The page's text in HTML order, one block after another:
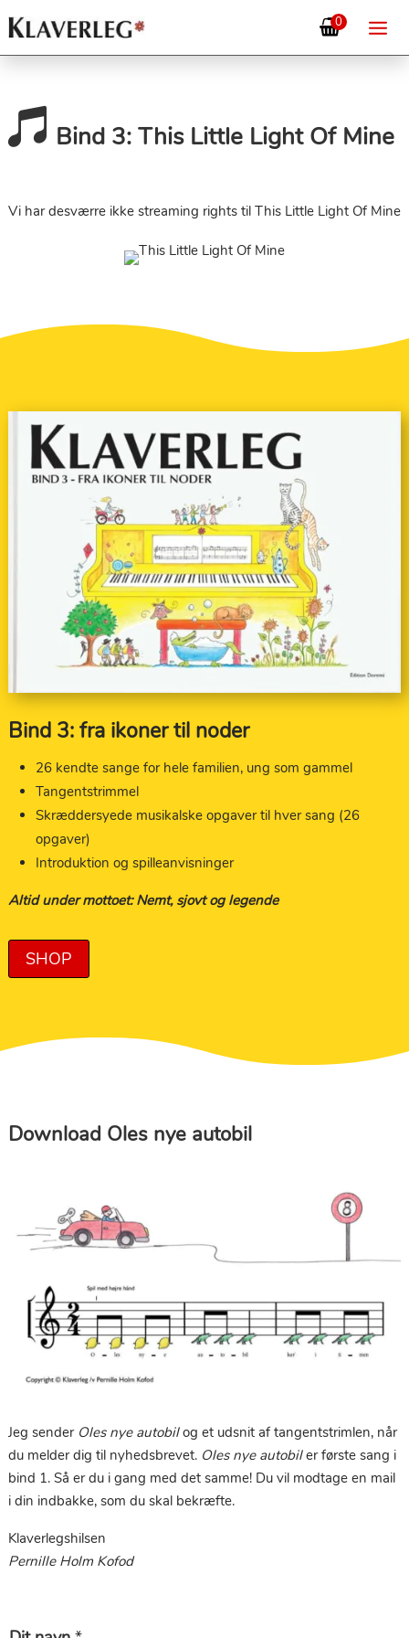
0
 Bind 3: This Little Light Of Mine
Vi har desværre ikke streaming rights til This Little Light Of Mine
Bind 3: fra ikoner til noder
26 kendte sange for hele familien, ung som gammel
Tangentstrimmel
Skræddersyede musikalske opgaver til hver sang (26
opgaver)
Introduktion og spilleanvisninger
Altid under mottoet: Nemt, sjovt og legende
SHOP
Download Oles nye autobil
Jeg sender Oles nye autobilog et udsnit af tangentstrimlen, når
du melder dig til nyhedsbrevet. Oles nye autobiler første sang i
bind 1. Så er du i gang med det samme! Du vil modtage en mail
i din indbakke, som du skal bekræfte.
Klaverlegshilsen
Pernille Holm Kofod